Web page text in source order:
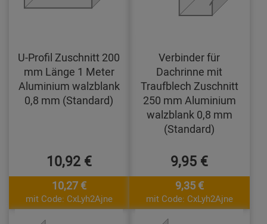
U-Profil Zuschnitt 200
mm Länge 1 Meter
Aluminium walzblank
0,8 mm (Standard)
10,92 €
10,27 €
mit Code: CxLyh2Ajne
Verbinder für
Dachrinne mit
Traufblech Zuschnitt
250 mm Aluminium
walzblank 0,8 mm
(Standard)
9,95 €
9,35 €
mit Code: CxLyh2Ajne